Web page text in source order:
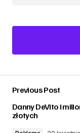
Previous Post
Danny DeVito i
złotych